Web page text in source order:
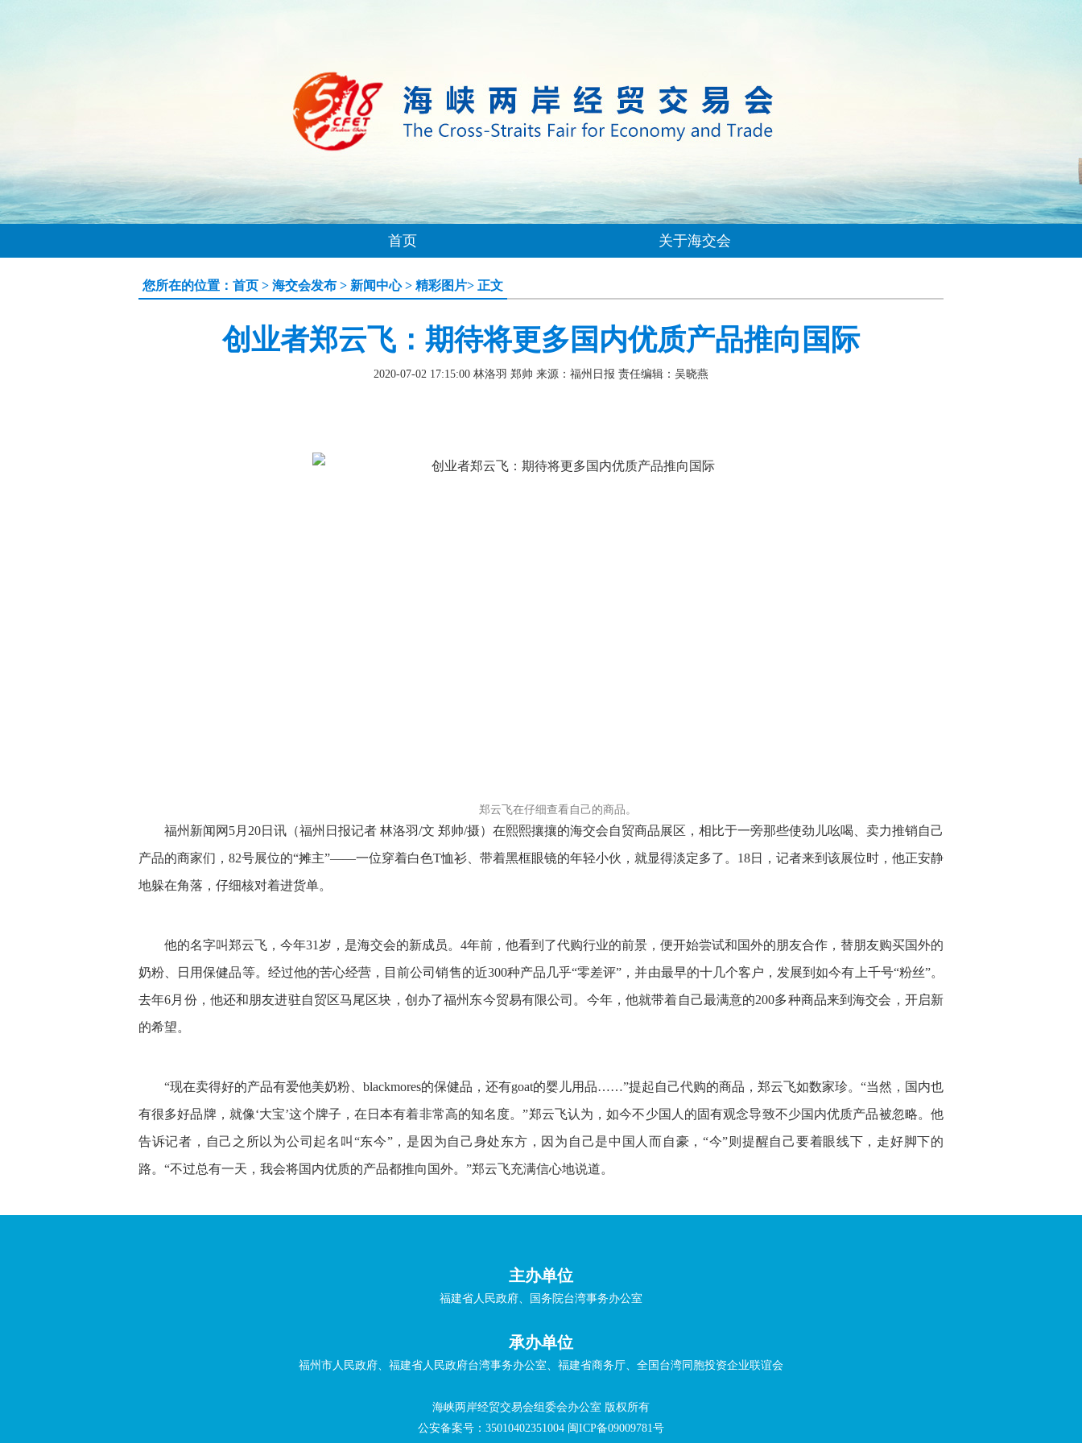
首页 关于海交会
您所在的位置： 首页 > 海交会发布 > 新闻中心> 精彩图片> 正文
创业者郑云飞：期待将更多国内优质产品推向国际
2020-07-02 17:15:00 林洛羽 郑帅 来源：福州日报 责任编辑：吴晓燕
郑云飞在仔细查看自己的商品。
福州新闻网5月20日讯（福州日报记者 林洛羽/文 郑帅/摄）在熙熙攘攘的海交会自贸商品展区，相比于一旁那些使劲儿吆喝、卖力推销自己
产品的商家们，82号展位的“摊主”——一位穿着白色T恤衫、带着黑框眼镜的年轻小伙，就显得淡定多了。18日，记者来到该展位时，他正安静
地躲在角落，仔细核对着进货单。
他的名字叫郑云飞，今年31岁，是海交会的新成员。4年前，他看到了代购行业的前景，便开始尝试和国外的朋友合作，替朋友购买国外的
奶粉、日用保健品等。经过他的苦心经营，目前公司销售的近300种产品几乎“零差评”，并由最早的十几个客户，发展到如今有上千号“粉丝”。
去年6月份，他还和朋友进驻自贸区马尾区块，创办了福州东今贸易有限公司。今年，他就带着自己最满意的200多种商品来到海交会，开启新
的希望。
“现在卖得好的产品有爱他美奶粉、blackmores的保健品，还有goat的婴儿用品……”提起自己代购的商品，郑云飞如数家珍。“当然，国内也
有很多好品牌，就像‘大宝’这个牌子，在日本有着非常高的知名度。”郑云飞认为，如今不少国人的固有观念导致不少国内优质产品被忽略。他
告诉记者，自己之所以为公司起名叫“东今”，是因为自己身处东方，因为自己是中国人而自豪，“今”则提醒自己要着眼线下，走好脚下的
路。“不过总有一天，我会将国内优质的产品都推向国外。”郑云飞充满信心地说道。
主办单位
福建省人民政府、国务院台湾事务办公室
承办单位
福州市人民政府、福建省人民政府台湾事务办公室、福建省商务厅、全国台湾同胞投资企业联谊会
海峡两岸经贸交易会组委会办公室 版权所有
公安备案号：35010402351004 闽ICP备09009781号